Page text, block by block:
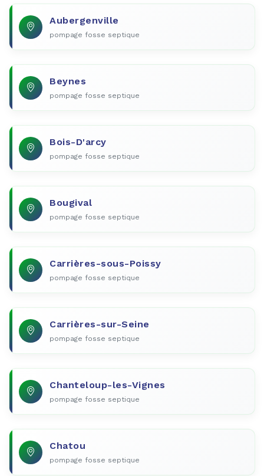
Aubergenville
pompage fosse septique
Beynes
pompage fosse septique
Bois-D'arcy
pompage fosse septique
Bougival
pompage fosse septique
Carrières-sous-Poissy
pompage fosse septique
Carrières-sur-Seine
pompage fosse septique
Chanteloup-les-Vignes
pompage fosse septique
Chatou
pompage fosse septique